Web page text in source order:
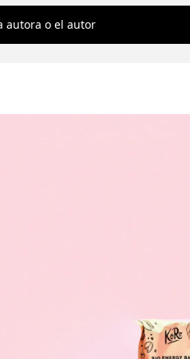
autora o el autor